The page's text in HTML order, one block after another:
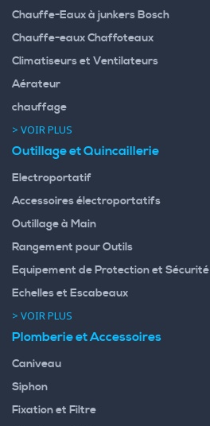
Chauffe-Eaux à junkers Bosch
Chauffe-eaux Chaffoteaux
Climatiseurs et Ventilateurs
Aérateur
chauffage
> VOIR PLUS
Outillage et Quincaillerie
Electroportatif
Accessoires électroportatifs
Outillage à Main
Rangement pour Outils
Equipement de Protection et Sécurité
Echelles et Escabeaux
> VOIR PLUS
Plomberie et Accessoires
Caniveau
Siphon
Fixation et Filtre